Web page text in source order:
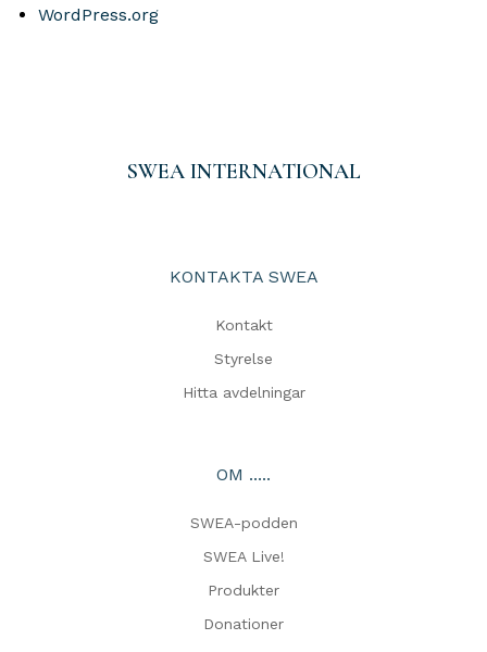
WordPress.org
SWEA INTERNATIONAL
KONTAKTA SWEA
Kontakt
Styrelse
Hitta avdelningar
OM .....
SWEA-podden
SWEA Live!
Produkter
Donationer